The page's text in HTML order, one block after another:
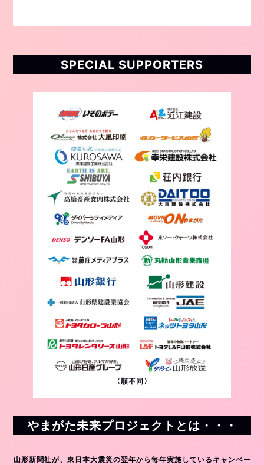
SPECIAL SUPPORTERS
〈順不同〉
やまがた未来プロジェクトとは・・・
山形新聞社が、東日本大震災の翌年から毎年実施しているキャンペー